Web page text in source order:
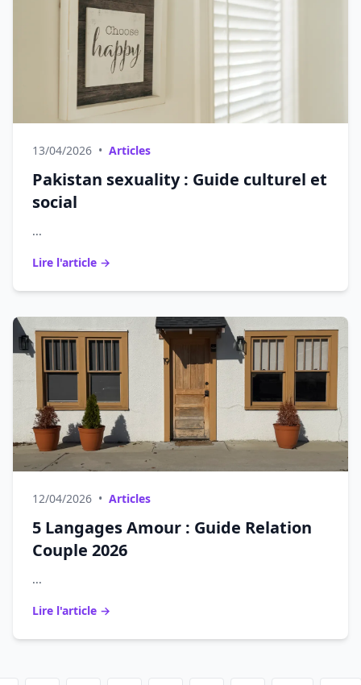
13/04/2026 • Articles
Pakistan sexuality : Guide culturel et
social
...
Lire l'article →
12/04/2026 • Articles
5 Langages Amour : Guide Relation
Couple 2026
...
Lire l'article →